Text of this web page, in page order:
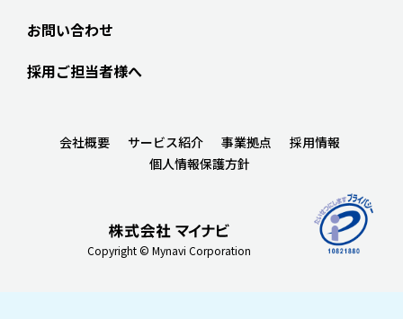
お問い合わせ
採用ご担当者様へ
Copyright © Mynavi Corporation
会社概要 サービス紹介 事業拠点
採用情報
個人情報保護方針